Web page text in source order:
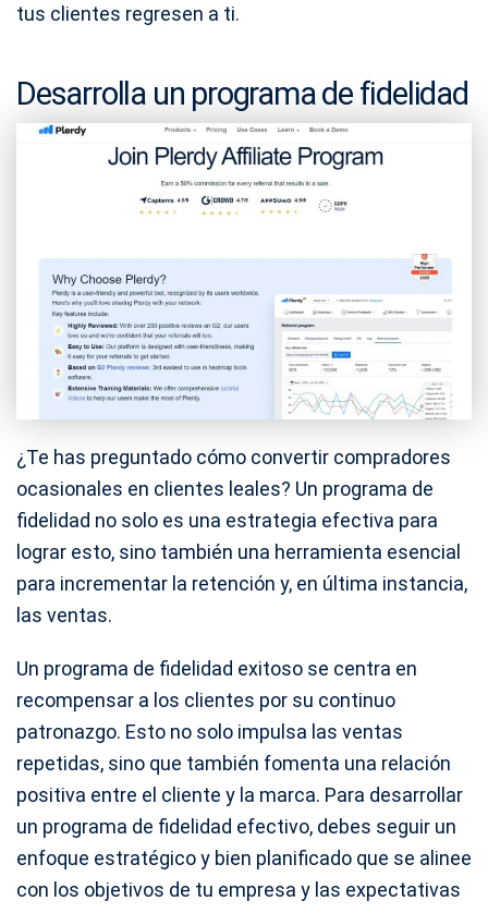
tus clientes regresen a ti.
Desarrolla un programa de fidelidad
¿Te has preguntado cómo convertir compradores
ocasionales en clientes leales? Un programa de
fidelidad no solo es una estrategia efectiva para
lograr esto, sino también una herramienta esencial
para incrementar la retención y, en última instancia,
las ventas.
Un programa de fidelidad exitoso se centra en
recompensar a los clientes por su continuo
patronazgo. Esto no solo impulsa las ventas
repetidas, sino que también fomenta una relación
positiva entre el cliente y la marca. Para desarrollar
un programa de fidelidad efectivo, debes seguir un
enfoque estratégico y bien planificado que se alinee
con los objetivos de tu empresa y las expectativas